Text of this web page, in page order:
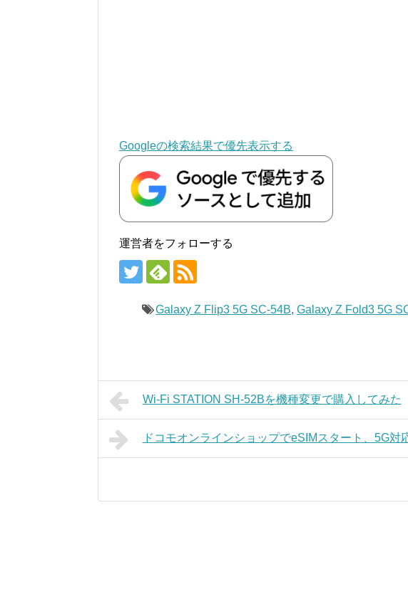
Googleの検索結果で優先表示する
運営者をフォローする
Galaxy Z Flip3 5G SC-54B,Galaxy Z Fold3 5G
Wi-Fi STATION SH-52Bを機種変更で購入してみた
ドコモオンラインショップでeSIMスタート、5G対